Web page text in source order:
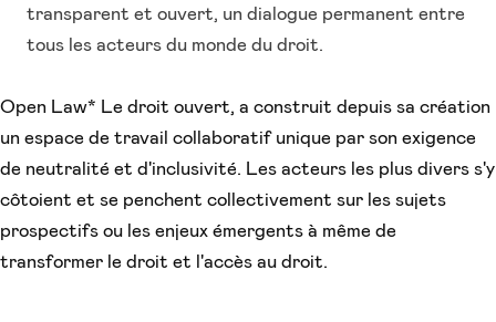
transparent et ouvert, un dialogue permanent entre
tous les acteurs du monde du droit.
Open Law* Le droit ouvert, a construit depuis sa création
un espace de travail collaboratif unique par son exigence
de neutralité et d'inclusivité. Les acteurs les plus divers s'y
côtoient et se penchent collectivement sur les sujets
prospectifs ou les enjeux émergents à même de
transformer le droit et l'accès au droit.